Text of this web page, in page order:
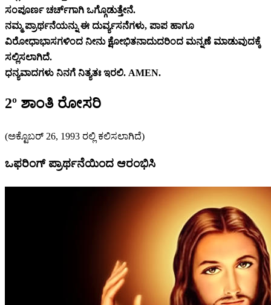
ಸಂಪೂರ್ಣ ಚರ್ಚ್‌ಗಾಗಿ ಒಗ್ಗೊಡುತ್ತೇನೆ.
ನಮ್ಮ ಪ್ರಾರ್ಥನೆಯನ್ನು ಈ ದುರ್ವ್ಯಸನೆಗಳು, ಪಾಪ ಹಾಗೂ
ವಿರೋಧಾಭಾಸಗಳಿಂದ ನೀನು ಕ್ಷೋಭಿತನಾದುದರಿಂದ ಮನ್ನಣೆ ಮಾಡುವುದಕ್ಕೆ
ಸಲ್ಲಿಸಲಾಗಿದೆ.
ಧನ್ಯವಾದಗಳು ನಿನಗೆ ನಿತ್ಯತಃ ಇರಲಿ. AMEN.
2º ಶಾಂತಿ ರೋಸರಿ
(ಅಕ್ಟೊಬರ್ 26, 1993 ರಲ್ಲಿ ಕಲಿಸಲಾಗಿದೆ)
ಒಫರಿಂಗ್ ಪ್ರಾರ್ಥನೆಯಿಂದ ಆರಂಭಿಸಿ